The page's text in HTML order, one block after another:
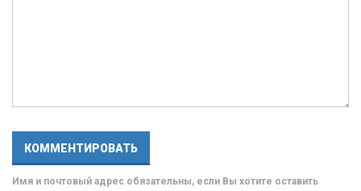
Имя и почтовый адрес обязательны, если Вы хотите оставить